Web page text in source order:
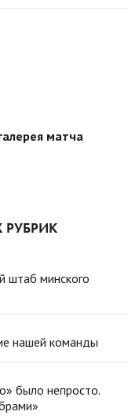
матча
РУБРИК
штаб минского
нашей команды
было непросто.